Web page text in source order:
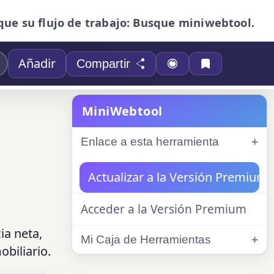
su flujo de trabajo: Busque miniwebtool.
Añadir Compartir
neta,
MiniWebtool
Enlace a esta herramienta
Actualizar a la Versión Premium
Acceder a la Versión Premium
Mi Caja de Herramientas